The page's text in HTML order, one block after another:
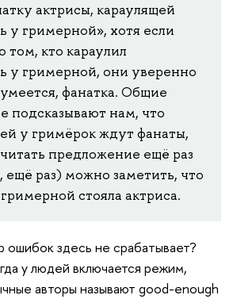
актрисы, караулящей
у гримерной», хотя если
том, кто караулил
у гримерной, они уверенно
фанатка. Общие
подсказывают нам, что
у гримёрок ждут фанаты,
предложение ещё раз
ещё раз) можно заметить, что
стояла актриса.
здесь не срабатывает?
у людей включается режим,
авторы называют good-enough